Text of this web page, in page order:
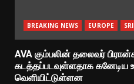
BREAKING NEWS EUROPE
AVA கும்பலின் தலைவர்
கடத்தப்படவுள்ளதாக
வெளியிட்டுள்ளன